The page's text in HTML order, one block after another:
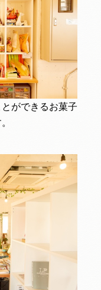
ができるお菓子